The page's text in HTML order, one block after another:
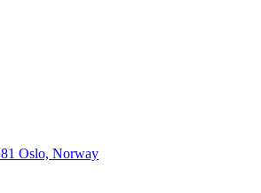
Oslo, Norway